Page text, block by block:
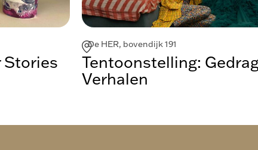
Stories
De HER, bovendijk 191
Tentoonstelling:
Verhalen